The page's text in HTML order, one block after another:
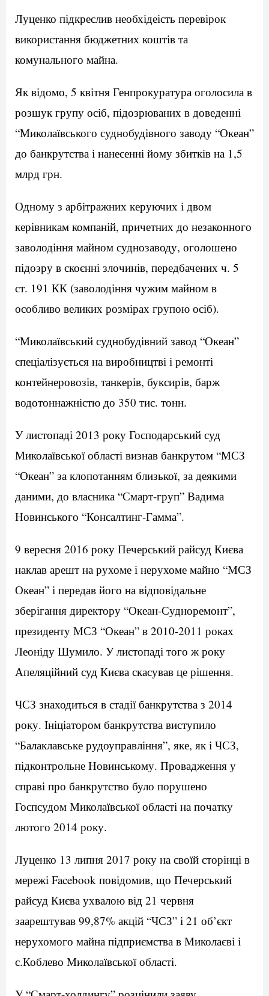
Луценко підкреслив необхідеість перевірок
використання бюджетних коштів та
комунального майна.
Як відомо, 5 квітня Генпрокуратура оголосила в
розшук групу осіб, підозрюваних в доведенні
“Миколаївського суднобудівного заводу “Океан”
до банкрутства і нанесенні йому збитків на 1,5
млрд грн.
Одному з арбітражних керуючих і двом
керівникам компаній, причетних до незаконного
заволодіння майном суднозаводу, оголошено
підозру в скоєнні злочинів, передбачених ч. 5
ст. 191 КК (заволодіння чужим майном в
особливо великих розмірах групою осіб).
“Миколаївський суднобудівний завод “Океан”
спеціалізується на виробництві і ремонті
контейнеровозів, танкерів, буксирів, барж
водотоннажністю до 350 тис. тонн.
У листопаді 2013 року Господарський суд
Миколаївської області визнав банкрутом “МСЗ
“Океан” за клопотанням близької, за деякими
даними, до власника “Смарт-груп” Вадима
Новинського “Консалтинг-Гамма”.
9 вересня 2016 року Печерський райсуд Києва
наклав арешт на рухоме і нерухоме майно “МСЗ
Океан” і передав його на відповідальне
зберігання директору “Океан-Судноремонт”,
президенту МСЗ “Океан” в 2010-2011 роках
Леоніду Шумило. У листопаді того ж року
Апеляційний суд Києва скасував це рішення.
ЧСЗ знаходиться в стадії банкрутства з 2014
року. Ініціатором банкрутства виступило
“Балаклавське рудоуправління”, яке, як і ЧСЗ,
підконтрольне Новинському. Провадження у
справі про банкрутство було порушено
Госпсудом Миколаївської області на початку
лютого 2014 року.
Луценко 13 липня 2017 року на своїй сторінці в
мережі Facebook повідомив, що Печерський
райсуд Києва ухвалою від 21 червня
заарештував 99,87% акцій “ЧСЗ” і 21 об’єкт
нерухомого майна підприємства в Миколаєві і
с.Коблево Миколаївської області.